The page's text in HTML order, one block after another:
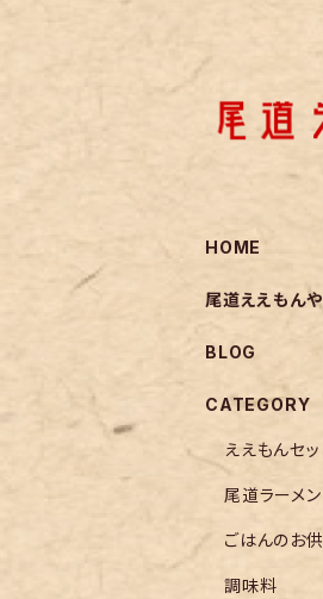
HOME
尾道ええもん
BLOG
CATEGORY
ええもんセッ
尾道ラーメン
ごはんのお供
調味料